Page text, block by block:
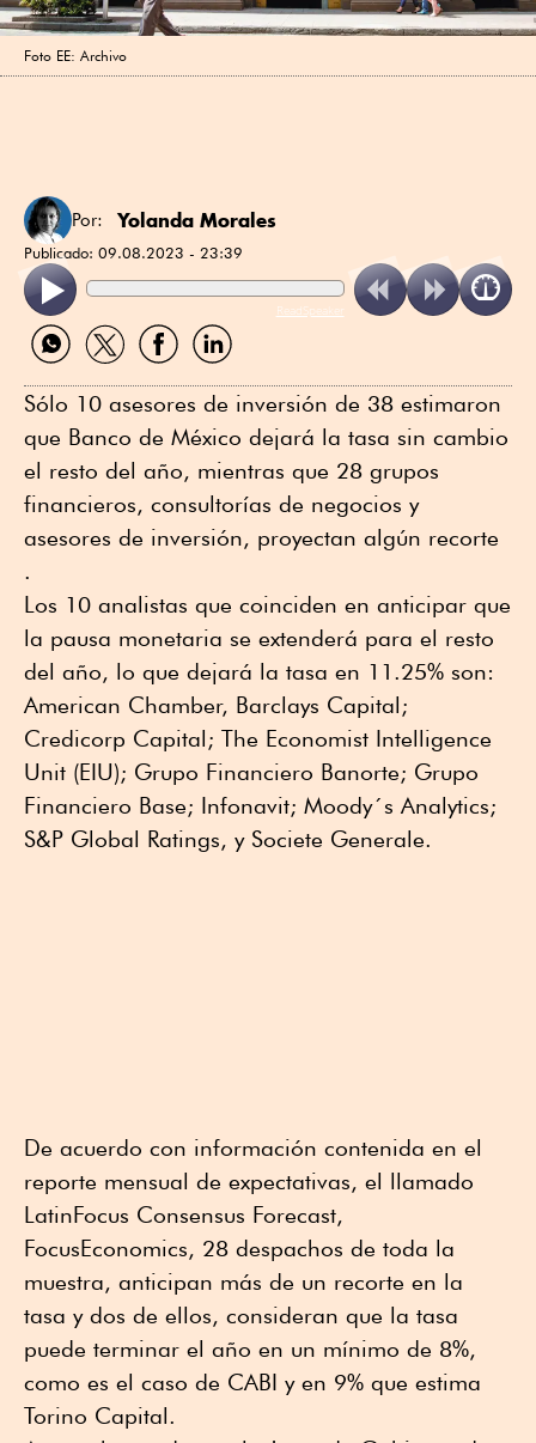
Foto EE: Archivo
Por: Yolanda Morales
Publicado: 09.08.2023 - 23:39
ReadSpeaker
Compartir
por
Compartir
por
Compartir
por
Compartir
por
Sólo 10 asesores de inversión de 38 estimaron
que Banco de México dejará la tasa sin cambio
el resto del año, mientras que 28 grupos
financieros, consultorías de negocios y
asesores de inversión, proyectan algún recorte
.
Los 10 analistas que coinciden en anticipar que
la pausa monetaria se extenderá para el resto
del año, lo que dejará la tasa en 11.25% son:
American Chamber, Barclays Capital;
Credicorp Capital; The Economist Intelligence
Unit (EIU); Grupo Financiero Banorte; Grupo
Financiero Base; Infonavit; Moody´s Analytics;
S&P Global Ratings, y Societe Generale.
De acuerdo con información contenida en el
reporte mensual de expectativas, el llamado
LatinFocus Consensus Forecast,
FocusEconomics, 28 despachos de toda la
muestra, anticipan más de un recorte en la
tasa y dos de ellos, consideran que la tasa
puede terminar el año en un mínimo de 8%,
como es el caso de CABI y en 9% que estima
Torino Capital.